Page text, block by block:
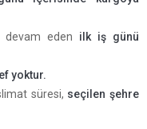
devam eden ilk iş günü
yoktur.
süresi, seçilen şehre